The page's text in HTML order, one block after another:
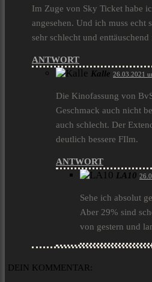
Im Zuge von Sky Ticket habe
angesehen. Und ich muss echt
sehr schlecht und enttäuschend
ANTWORT
Kalle 26.03.2021
Die Kinofassung von
Geschmack auch nicht
auch schlecht. Der
deutlich bessere FIlm.
ANTWORT
LA10
Sehe ich absolut
Aber 29% sind
von gestern und
DEIN KOMMENTAR: